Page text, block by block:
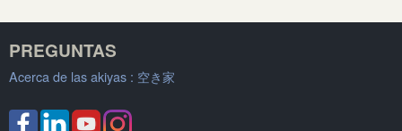
PREGUNTAS
Acerca de las akiyas : 空き家